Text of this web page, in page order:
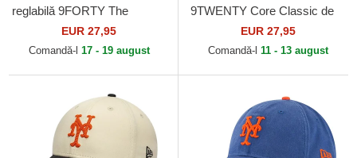
reglabilă 9FORTY The
League de New York Mets
MLB de New Era
EUR 27,95
Comandă-l 17 - 19 august
9TWENTY Core Classic de
New York Mets MLB de New
Era
EUR 27,95
Comandă-l 11 - 13 august